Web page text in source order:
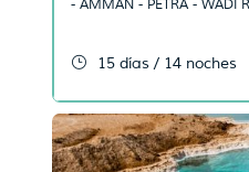
- AMMÁN - PETRA - WADI
15 días / 14 noches